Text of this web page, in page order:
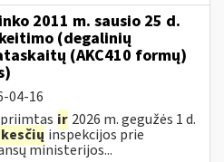
2011 m. sausio 25 d.
(degalinių
(AKC410 formų)
04-16
ir 2026 m. gegužės 1 d.
inspekcijos prie
ministerijos...